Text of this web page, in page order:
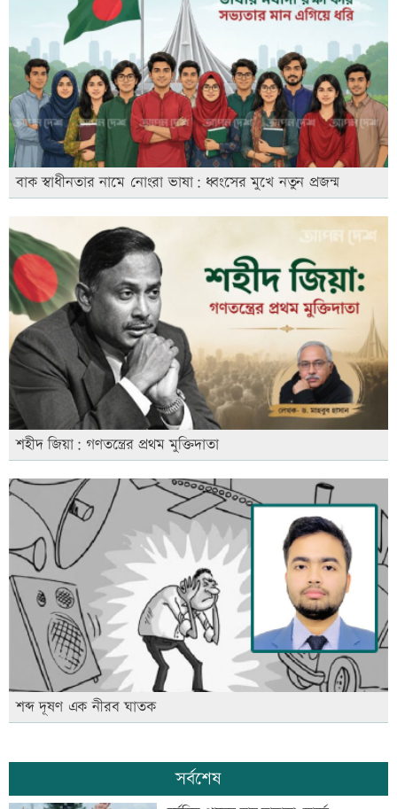
বাক স্বাধীনতার নামে নোংরা ভাষা: ধ্বংসের মুখে নতুন প্রজন্ম
শহীদ জিয়া: গণতন্ত্রের প্রথম মুক্তিদাতা
শব্দ দূষণ এক নীরব ঘাতক
সর্বশেষ